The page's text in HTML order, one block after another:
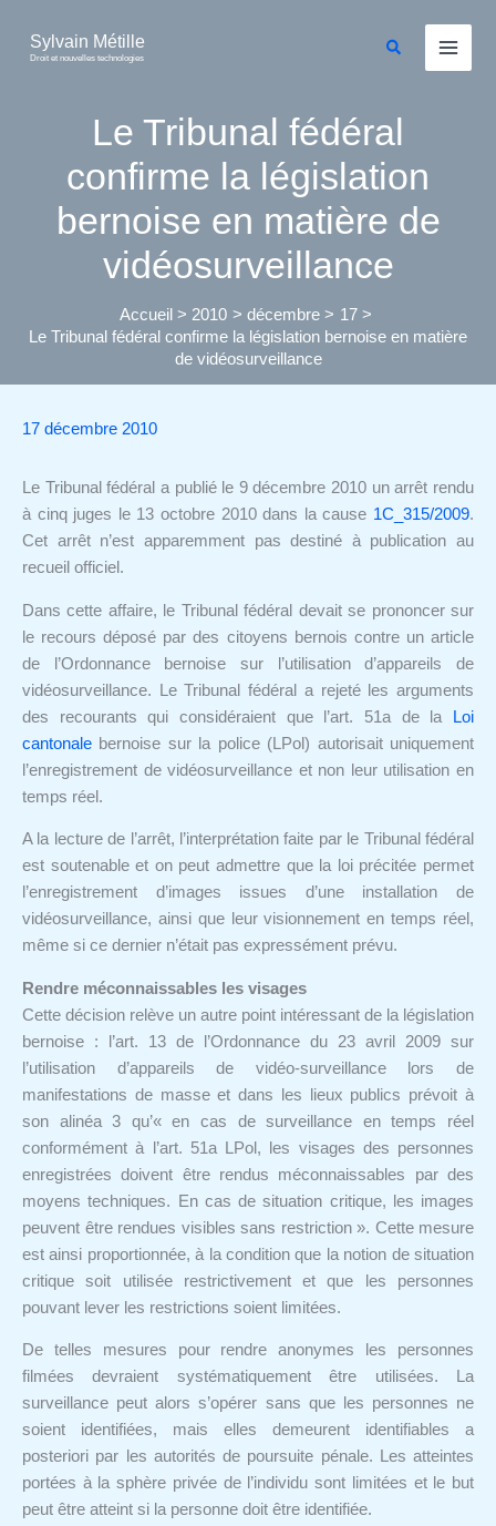
contenu
Sylvain Métille
Droit et nouvelles technologies
Rechercher
Le Tribunal fédéral
confirme la législation
bernoise en matière de
vidéosurveillance
Accueil 2010 décembre
17
Le Tribunal fédéral confirme la législation bernoise en matière
de vidéosurveillance
17 décembre 2010
Le Tribunal fédéral a publié le 9 décembre 2010 un arrêt rendu
à cinq juges le 13 octobre 2010 dans la cause 1C_315/2009.
Cet arrêt n’est apparemment pas destiné à publication au
recueil officiel.
Dans cette affaire, le Tribunal fédéral devait se prononcer sur
le recours déposé par des citoyens bernois contre un article
de l’Ordonnance bernoise sur l’utilisation d’appareils de
vidéosurveillance. Le Tribunal fédéral a rejeté les arguments
des recourants qui considéraient que l’art. 51a de la
Loi
cantonale bernoise sur la police (LPol) autorisait uniquement
l’enregistrement de vidéosurveillance et non leur utilisation en
temps réel.
A la lecture de l’arrêt, l’interprétation faite par le Tribunal fédéral
est soutenable et on peut admettre que la loi précitée permet
l’enregistrement d’images issues d’une installation de
vidéosurveillance, ainsi que leur visionnement en temps réel,
même si ce dernier n’était pas expressément prévu.
Rendre méconnaissables les visages
Cette décision relève un autre point intéressant de la législation
bernoise : l’art. 13 de l’Ordonnance du 23 avril 2009 sur
l’utilisation d’appareils de vidéo-surveillance lors de
manifestations de masse et dans les lieux publics prévoit à
son alinéa 3 qu’« en cas de surveillance en temps réel
conformément à l’art. 51a LPol, les visages des personnes
enregistrées doivent être rendus méconnaissables par des
moyens techniques. En cas de situation critique, les images
peuvent être rendues visibles sans restriction ». Cette mesure
est ainsi proportionnée, à la condition que la notion de situation
critique soit utilisée restrictivement et que les personnes
pouvant lever les restrictions soient limitées.
De telles mesures pour rendre anonymes les personnes
filmées devraient systématiquement être utilisées. La
surveillance peut alors s’opérer sans que les personnes ne
soient identifiées, mais elles demeurent identifiables a
posteriori par les autorités de poursuite pénale. Les atteintes
portées à la sphère privée de l’individu sont limitées et le but
peut être atteint si la personne doit être identifiée.